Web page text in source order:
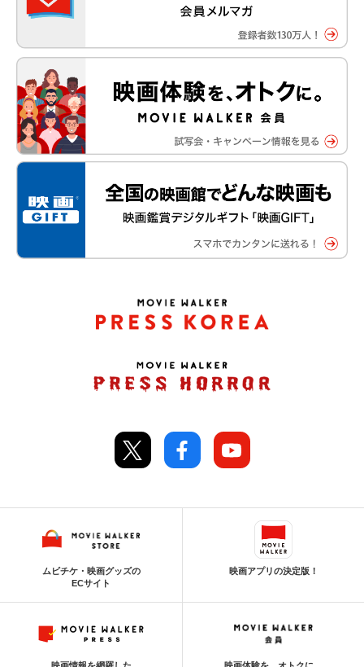
ムビチケ・映画グッズの
ECサイト
映画アプリの決定版！